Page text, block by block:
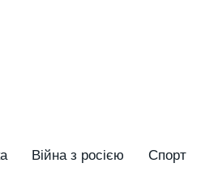
Війна з росією Спорт